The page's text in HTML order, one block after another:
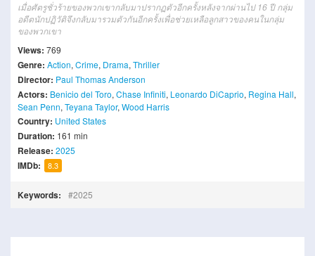
เมื่อศัตรูชั่วร้ายของพวกเขากลับมาปรากฏตัวอีกครั้งหลังจากผ่านไป 16 ปี กลุ่ม
อดีตนักปฏิวัติจึงกลับมารวมตัวกันอีกครั้งเพื่อช่วยเหลือลูกสาวของคนในกลุ่ม
ของพวกเขา
Views: 769
Genre: Action, Crime, Drama, Thriller
Director: Paul Thomas Anderson
Actors: Benicio del Toro, Chase Infiniti, Leonardo DiCaprio, Regina Hall,
Sean Penn, Teyana Taylor, Wood Harris
Country: United States
Duration: 161 min
Release: 2025
IMDb: 8.3
Keywords: 2025